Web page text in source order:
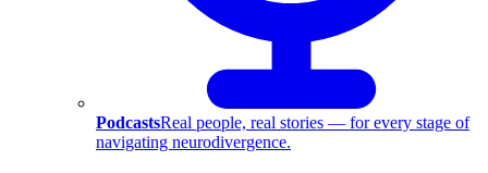
PodcastsReal people, real stories — for every stage of
navigating neurodivergence.